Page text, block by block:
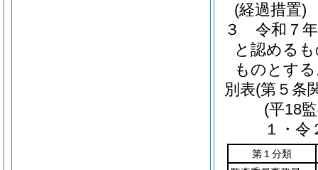
(経過措置)
３
令和７
と認める
ものとす
別表(第５条
(平18
１・令
第１分類